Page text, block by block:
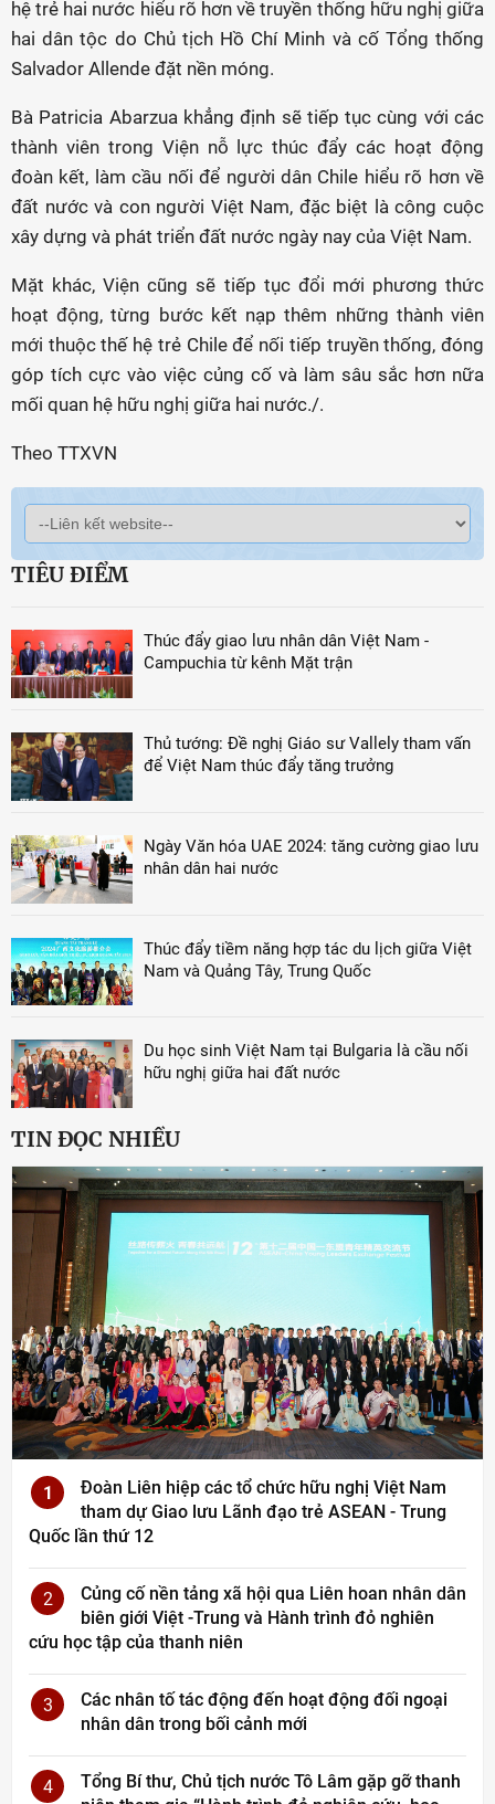
hệ trẻ hai nước hiểu rõ hơn về truyền thống hữu nghị giữa
hai dân tộc do Chủ tịch Hồ Chí Minh và cố Tổng thống
Salvador Allende đặt nền móng.
Bà Patricia Abarzua khẳng định sẽ tiếp tục cùng với các
thành viên trong Viện nỗ lực thúc đẩy các hoạt động
đoàn kết, làm cầu nối để người dân Chile hiểu rõ hơn về
đất nước và con người Việt Nam, đặc biệt là công cuộc
xây dựng và phát triển đất nước ngày nay của Việt Nam.
Mặt khác, Viện cũng sẽ tiếp tục đổi mới phương thức
hoạt động, từng bước kết nạp thêm những thành viên
mới thuộc thế hệ trẻ Chile để nối tiếp truyền thống, đóng
góp tích cực vào việc củng cố và làm sâu sắc hơn nữa
mối quan hệ hữu nghị giữa hai nước./.
Theo TTXVN
TIÊU ĐIỂM
Thúc đẩy giao lưu nhân dân Việt Nam -
Campuchia từ kênh Mặt trận
Thủ tướng: Đề nghị Giáo sư Vallely tham vấn
để Việt Nam thúc đẩy tăng trưởng
Ngày Văn hóa UAE 2024: tăng cường giao lưu
nhân dân hai nước
Thúc đẩy tiềm năng hợp tác du lịch giữa Việt
Nam và Quảng Tây, Trung Quốc
Du học sinh Việt Nam tại Bulgaria là cầu nối
hữu nghị giữa hai đất nước
TIN ĐỌC NHIỀU
1
Đoàn Liên hiệp các tổ chức hữu nghị Việt Nam
tham dự Giao lưu Lãnh đạo trẻ ASEAN - Trung
Quốc lần thứ 12
2
Củng cố nền tảng xã hội qua Liên hoan nhân dân
biên giới Việt -Trung và Hành trình đỏ nghiên
cứu học tập của thanh niên
3
Các nhân tố tác động đến hoạt động đối ngoại
nhân dân trong bối cảnh mới
4
Tổng Bí thư, Chủ tịch nước Tô Lâm gặp gỡ thanh